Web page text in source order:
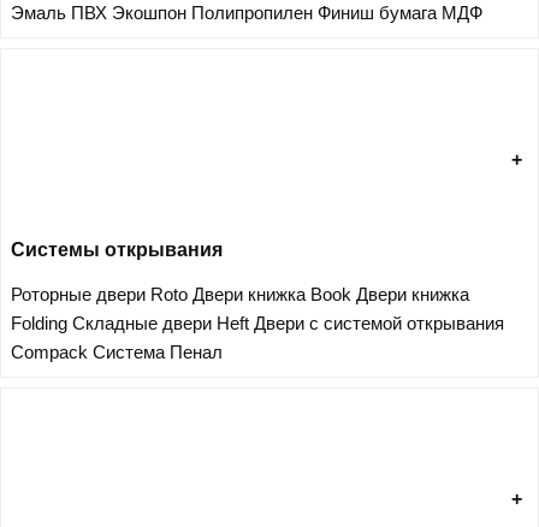
Эмаль ПВХ Экошпон Полипропилен Финиш бумага МДФ
Системы открывания
Роторные двери Roto Двери книжка Book Двери книжка
Folding Складные двери Heft Двери с системой открывания
Compack Система Пенал